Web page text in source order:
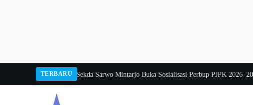
TERBARU
Balang 2026Pj Sekda Sarwo Mintarjo Buka Sosialisasi Perbup PJPK 2026–2030